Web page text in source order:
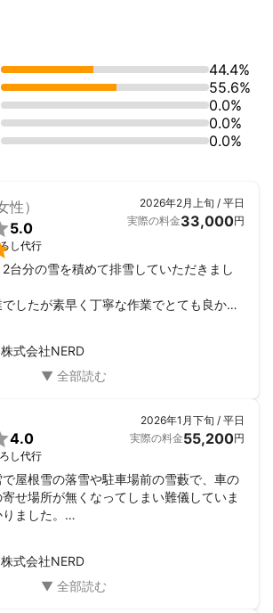
44.4%
55.6%
0.0%
0.0%
0.0%
性）
5.0
し代行
2026年2月上旬 / 平日
実際の料金33,000円
台分の雪を積めて排雪していただきまし
したが素早く丁寧な作業でとても良かっ
たらよろしくお願いいたします。
株式会社NERD
4.0
し代行
2026年1月下旬 / 平日
実際の料金55,200円
屋根雪の落雪や駐車場前の雪藪で、車の
せ場所が無くなってしまい難儀していま
ました。
株式会社NERD